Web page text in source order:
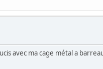
avec ma cage métal a